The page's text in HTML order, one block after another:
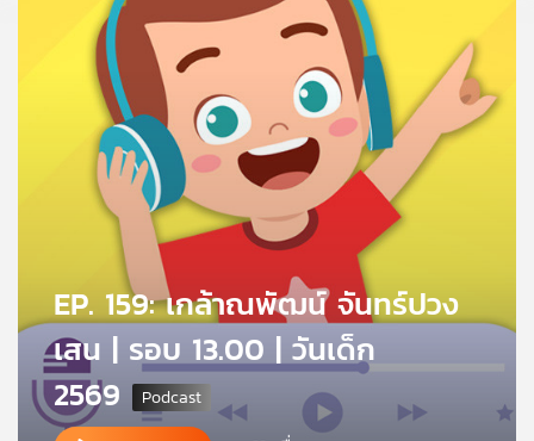
เพลง
บทความ
EP. 159: เกล้าณพัฒน์ จันทร์ปวง
เสน | รอบ 13.00 | วันเด็ก
2569